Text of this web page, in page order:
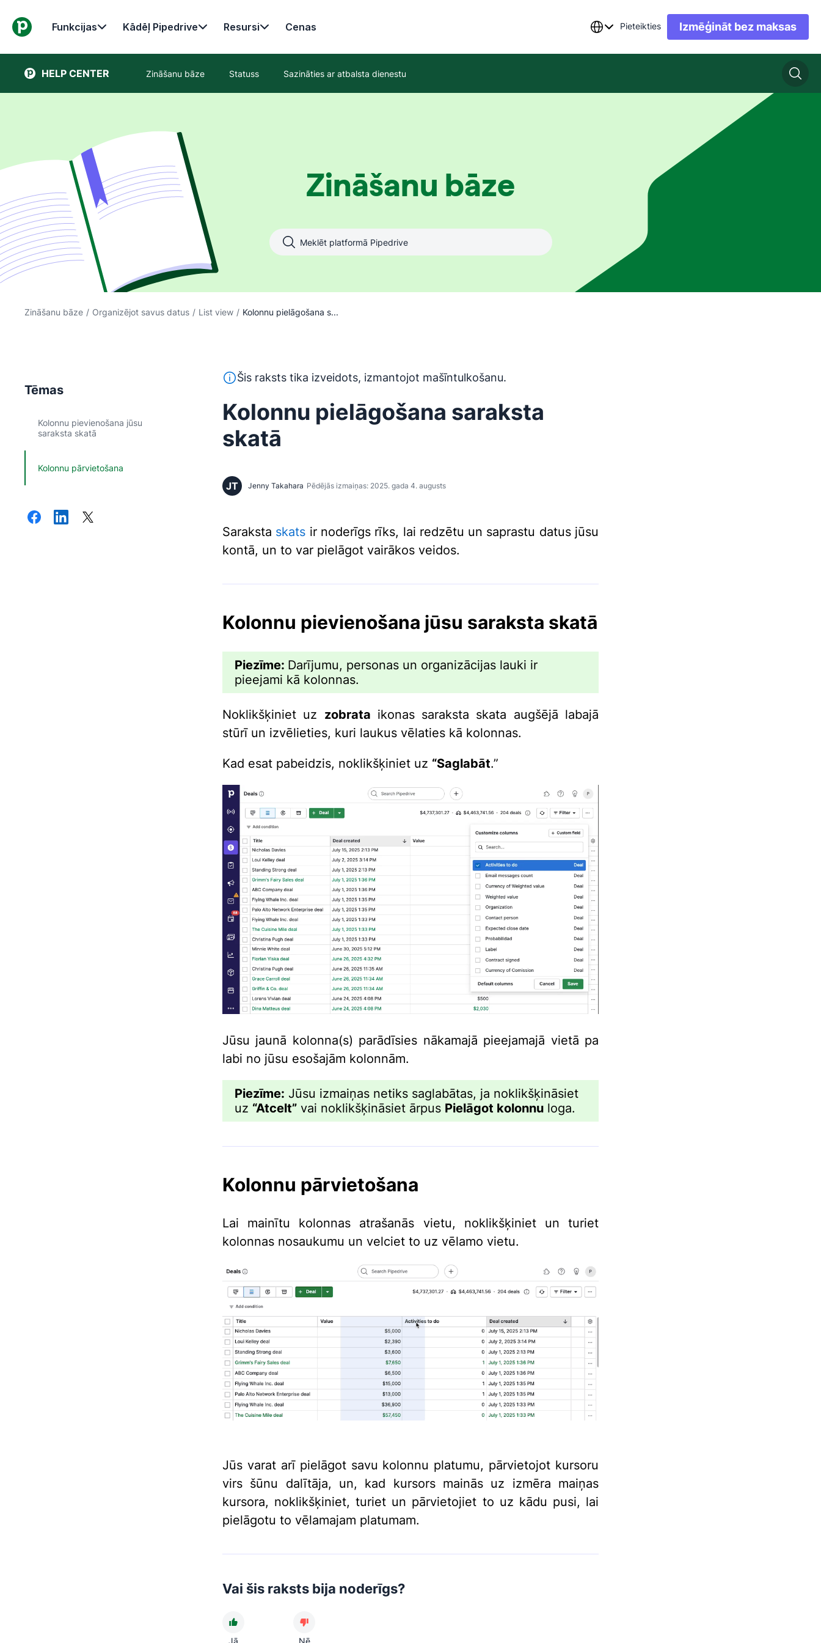
Funkcijas Kādēļ Pipedrive Resursi Cenas Pieteikties Izmēģināt bez maksas
HELP CENTER Zināšanu bāze Statuss Sazināties ar atbalsta dienestu
Zināšanu bāze
Zināšanu bāze / Organizējot savus datus / List view / Kolonnu pielāgošana s...
Tēmas
Kolonnu pievienošana jūsu
saraksta skatā
Kolonnu pārvietošana
Šis teksts ir tulkots no angļu valodas, izmantojot mašīntulkošanas rīku, un to nav pārlasījis vai rediģējis cilvēks. Mašīna var
Šis raksts tika izveidots, izmantojot mašīntulkošanu.
Kolonnu pielāgošana saraksta
skatā
JT Jenny Takahara Pēdējās izmaiņas: 2025. gada 4. augusts
Saraksta skats ir noderīgs rīks, lai redzētu un saprastu datus jūsu
kontā, un to var pielāgot vairākos veidos.
Kolonnu pievienošana jūsu saraksta skatā
Piezīme: Darījumu, personas un organizācijas lauki ir
pieejami kā kolonnas.
Noklikšķiniet uz zobrata ikonas saraksta skata augšējā labajā
stūrī un izvēlieties, kuri laukus vēlaties kā kolonnas.
Kad esat pabeidzis, noklikšķiniet uz “Saglabāt.”
Jūsu jaunā kolonna(s) parādīsies nākamajā pieejamajā vietā pa
labi no jūsu esošajām kolonnām.
Piezīme: Jūsu izmaiņas netiks saglabātas, ja noklikšķināsiet
uz “Atcelt” vai noklikšķināsiet ārpus Pielāgot kolonnu loga.
Kolonnu pārvietošana
Lai mainītu kolonnas atrašanās vietu, noklikšķiniet un turiet
kolonnas nosaukumu un velciet to uz vēlamo vietu.
Jūs varat arī pielāgot savu kolonnu platumu, pārvietojot kursoru
virs šūnu dalītāja, un, kad kursors mainās uz izmēra maiņas
kursora, noklikšķiniet, turiet un pārvietojiet to uz kādu pusi, lai
pielāgotu to vēlamajam platumam.
Vai šis raksts bija noderīgs?